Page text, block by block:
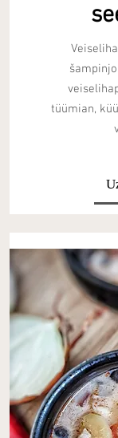
tüümian,